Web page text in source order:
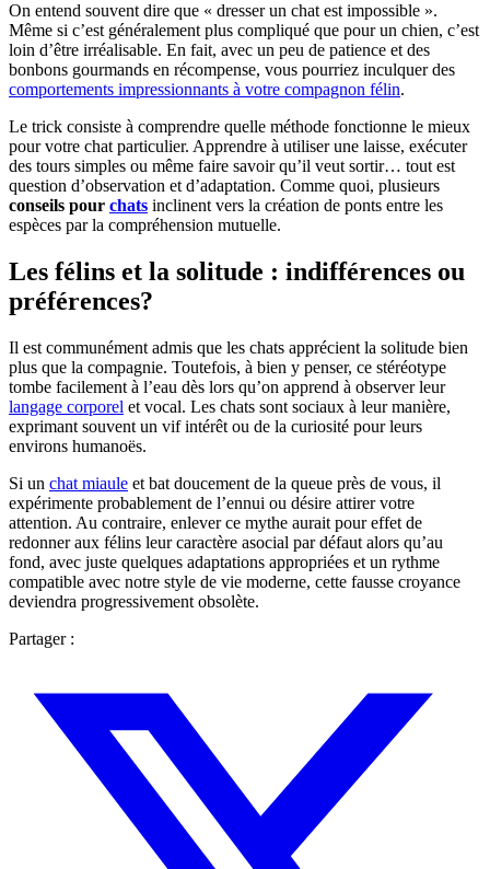
On entend souvent dire que « dresser un chat est impossible ».
Même si c’est généralement plus compliqué que pour un chien, c’est
loin d’être irréalisable. En fait, avec un peu de patience et des
bonbons gourmands en récompense, vous pourriez inculquer des
comportements impressionnants à votre compagnon félin.
Le trick consiste à comprendre quelle méthode fonctionne le mieux
pour votre chat particulier. Apprendre à utiliser une laisse, exécuter
des tours simples ou même faire savoir qu’il veut sortir… tout est
question d’observation et d’adaptation. Comme quoi, plusieurs
conseils pour chats inclinent vers la création de ponts entre les
espèces par la compréhension mutuelle.
Les félins et la solitude : indifférences ou
préférences?
Il est communément admis que les chats apprécient la solitude bien
plus que la compagnie. Toutefois, à bien y penser, ce stéréotype
tombe facilement à l’eau dès lors qu’on apprend à observer leur
langage corporel et vocal. Les chats sont sociaux à leur manière,
exprimant souvent un vif intérêt ou de la curiosité pour leurs
environs humanoës.
Si un chat miaule et bat doucement de la queue près de vous, il
expérimente probablement de l’ennui ou désire attirer votre
attention. Au contraire, enlever ce mythe aurait pour effet de
redonner aux félins leur caractère asocial par défaut alors qu’au
fond, avec juste quelques adaptations appropriées et un rythme
compatible avec notre style de vie moderne, cette fausse croyance
deviendra progressivement obsolète.
Partager :